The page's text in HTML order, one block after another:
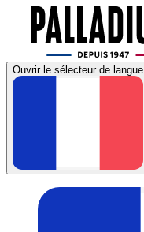
Ouvrir le sélecteur de langue